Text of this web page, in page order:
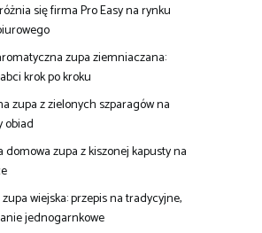
się firma Pro Easy na rynku
zupa ziemniaczana:
krok po kroku
zupa z zielonych szparagów na
obiad
domowa zupa z kiszonej kapusty na
wiejska: przepis na tradycyjne,
jednogarnkowe